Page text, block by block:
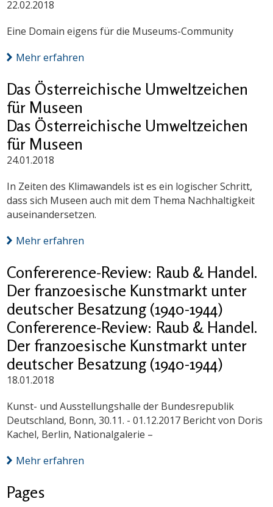
22.02.2018
Eine Domain eigens für die Museums-Community
Mehr erfahren
Das Österreichische Umweltzeichen
für Museen
Das Österreichische Umweltzeichen
für Museen
24.01.2018
In Zeiten des Klimawandels ist es ein logischer Schritt,
dass sich Museen auch mit dem Thema Nachhaltigkeit
auseinandersetzen.
Mehr erfahren
Confererence-Review: Raub & Handel.
Der franzoesische Kunstmarkt unter
deutscher Besatzung (1940-1944)
Confererence-Review: Raub & Handel.
Der franzoesische Kunstmarkt unter
deutscher Besatzung (1940-1944)
18.01.2018
Kunst- und Ausstellungshalle der Bundesrepublik
Deutschland, Bonn, 30.11. - 01.12.2017 Bericht von Doris
Kachel, Berlin, Nationalgalerie –
Mehr erfahren
Pages